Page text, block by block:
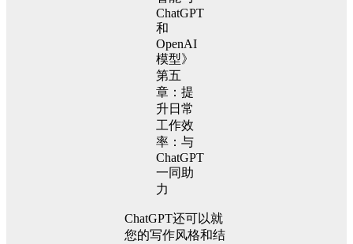
ChatGPT还可以就
您的写作风格和结